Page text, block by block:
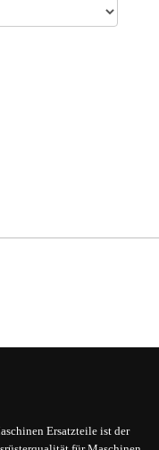
Ersatzteile ist der